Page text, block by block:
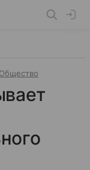
Общество